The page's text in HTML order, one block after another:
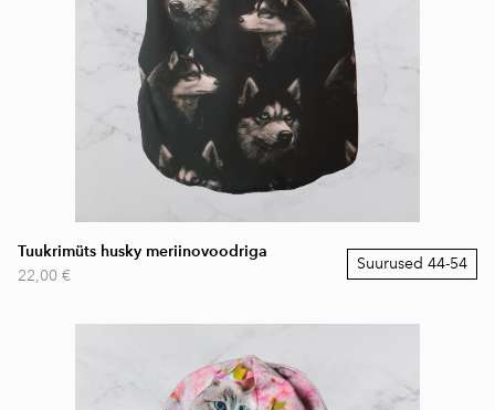
Tuukrimüts husky meriinovoodriga
22,00 €
Suurused 44-54